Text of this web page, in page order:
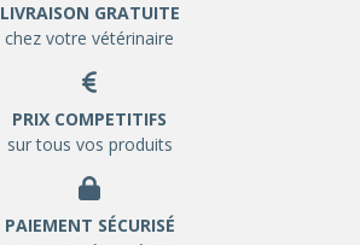
LIVRAISON GRATUITE
chez votre vétérinaire
PRIX COMPETITIFS
sur tous vos produits
PAIEMENT SÉCURISÉ